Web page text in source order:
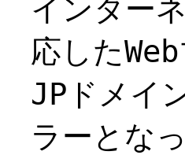
インター
応した
JPドメイ
ラーとな